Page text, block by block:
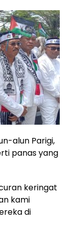
alun Parigi,
panas yang
keringat
kami
di